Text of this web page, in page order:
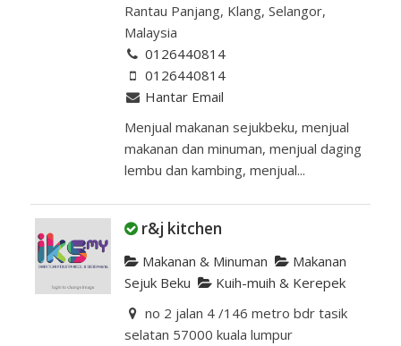
Rantau Panjang, Klang, Selangor,
Malaysia
0126440814
0126440814
Hantar Email
Menjual makanan sejukbeku, menjual
makanan dan minuman, menjual daging
lembu dan kambing, menjual...
r&j kitchen
Makanan & Minuman
Makanan
Sejuk Beku
Kuih-muih & Kerepek
no 2 jalan 4 /146 metro bdr tasik
selatan 57000 kuala lumpur